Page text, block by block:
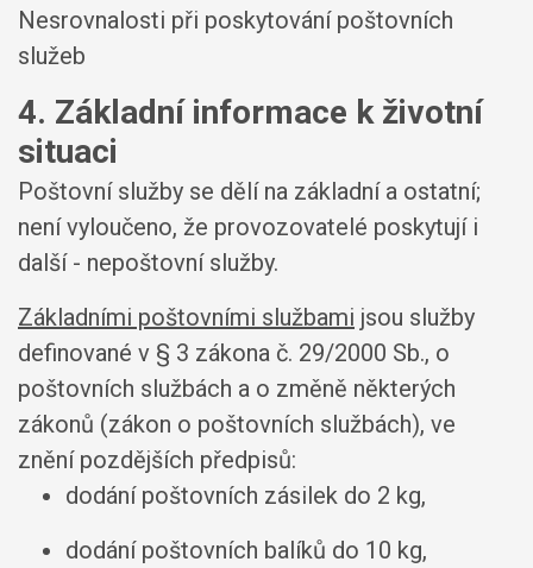
Nesrovnalosti při poskytování poštovních
služeb
4. Základní informace k životní
situaci
Poštovní služby se dělí na základní a ostatní;
není vyloučeno, že provozovatelé poskytují i
další - nepoštovní služby.
Základními poštovními službami jsou služby
definované v § 3 zákona č. 29/2000 Sb., o
poštovních službách a o změně některých
zákonů (zákon o poštovních službách), ve
znění pozdějších předpisů:
dodání poštovních zásilek do 2 kg,
dodání poštovních balíků do 10 kg,